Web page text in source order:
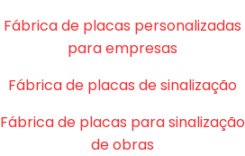
Fábrica de placas personalizadas
para empresas
Fábrica de placas de sinalização
Fábrica de placas para sinalização
de obras